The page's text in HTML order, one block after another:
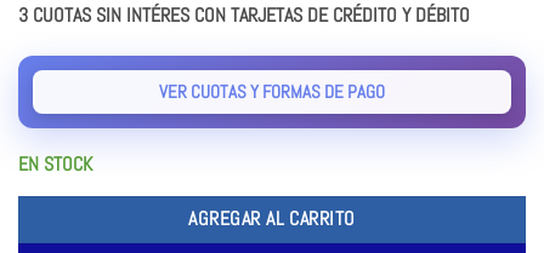
3 CUOTAS SIN INTÉRES CON TARJETAS DE CRÉDITO Y DÉBITO
VER CUOTAS Y FORMAS DE PAGO
EN STOCK
AGREGAR AL CARRITO